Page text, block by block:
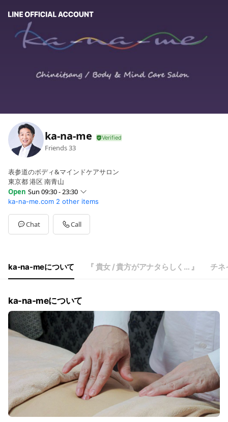
ka-na-me
Friends33
表参道のボディ&マインドケアサロン
東京都 港区 南青山
Open Sun 09:30 - 23:30
Sun09:30 - 23:30
Mon09:30 - 23:30
Tue09:30 - 23:30
Wed09:30 - 23:30
現在不定休。営業日時はHP内ご予約フォームでご確認頂けます。
ka-na-me.com 2 other items
Chat Call
ka-na-meについて 『 貴女 / 貴方がアナタらしく… 』 チネ
ka-na-meについて